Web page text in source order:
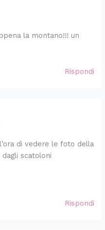
la montano!!! un
Rispondi
di vedere le foto della
scatoloni
Rispondi